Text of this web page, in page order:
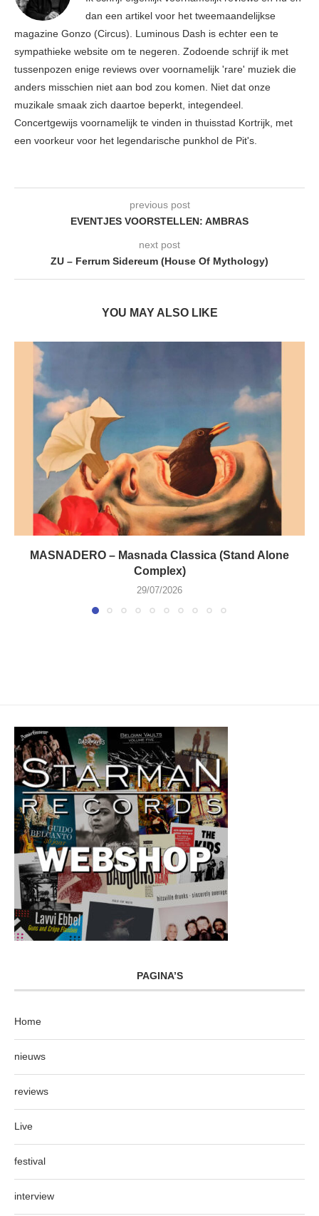
dan een artikel voor het tweemaandelijkse
magazine Gonzo (Circus). Luminous Dash is echter een te
sympathieke website om te negeren. Zodoende schrijf ik met
tussenpozen enige reviews over voornamelijk 'rare' muziek die
anders misschien niet aan bod zou komen. Niet dat onze
muzikale smaak zich daartoe beperkt, integendeel.
Concertgewijs voornamelijk te vinden in thuisstad Kortrijk, met
een voorkeur voor het legendarische punkhol de Pit's.
previous post
EVENTJES VOORSTELLEN: AMBRAS
next post
ZU – Ferrum Sidereum (House Of Mythology)
YOU MAY ALSO LIKE
MASNADERO – Masnada Classica (Stand Alone
Complex)
29/07/2026
PAGINA’S
Home
nieuws
reviews
Live
festival
interview